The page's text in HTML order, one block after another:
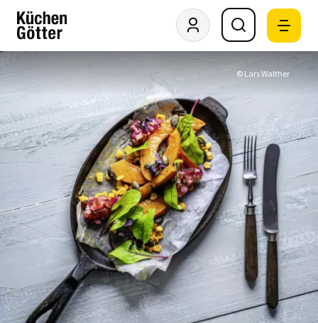
© Lars Walther